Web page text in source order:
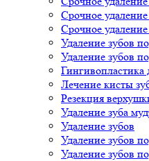
Срочное
Срочное
Удаление зубов
Удаление зубов
Лечение кисты
Резекция
Удаление зуба
Удаление зубов
Удаление зубов
Удаление зубов